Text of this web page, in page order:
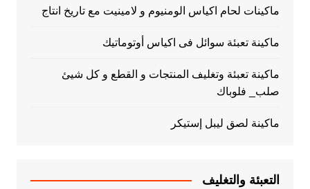
ماكينات لحام اكياس الومنيوم و لامينيت مع تاريخ انتاج
ماكينة تعبئة سوائل فى اكياس أوتوماتيك
ماكينة تعبئة وتغليف المنتجات و القطع و كل شيئ
صلب_ فلوباك
ماكينة لصق ليبل إستيكر
التعبئة والتغليف